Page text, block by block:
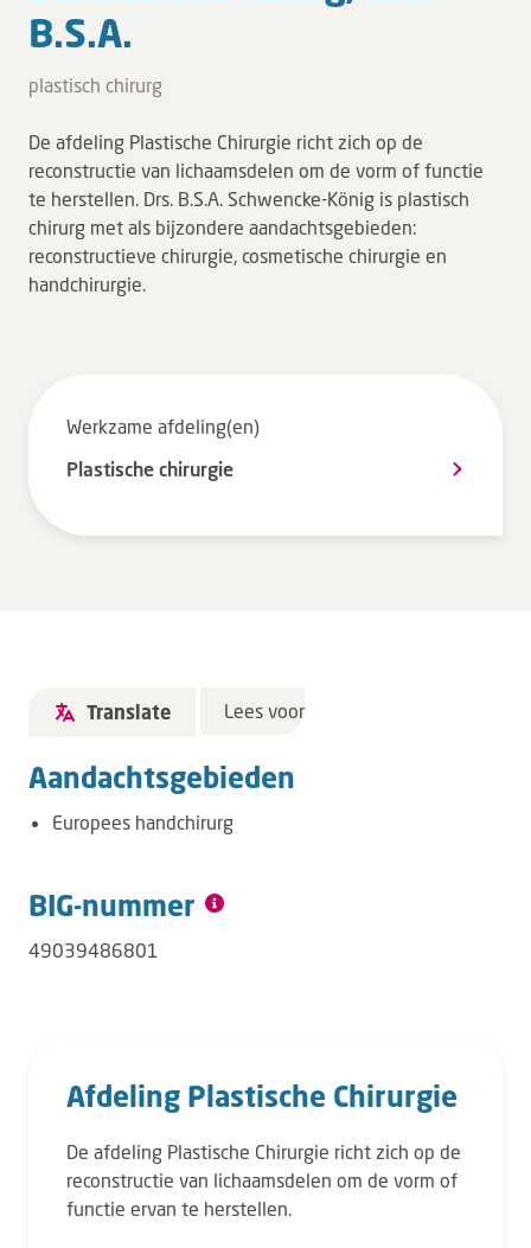
Tarieven en vergoeding
Uw ervaring telt
Wachttijden
Bezoek
Werken bij DZ
Verwijzers
MijnDZ
B.S.A.
plastisch chirurg
De afdeling Plastische Chirurgie richt zich op de
reconstructie van lichaamsdelen om de vorm of functie
te herstellen. Drs. B.S.A. Schwencke-König is plastisch
chirurg met als bijzondere aandachtsgebieden:
reconstructieve chirurgie, cosmetische chirurgie en
handchirurgie.
Werkzame afdeling(en)
Plastische chirurgie
Translate Lees voor
Aandachtsgebieden
Europees handchirurg
BIG-nummer
49039486801
Afdeling Plastische Chirurgie
De afdeling Plastische Chirurgie richt zich op de
reconstructie van lichaamsdelen om de vorm of
functie ervan te herstellen.